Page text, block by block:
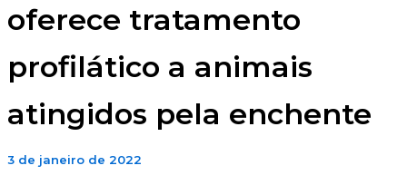
oferece tratamento
profilático a animais
atingidos pela enchente
3 de janeiro de 2022